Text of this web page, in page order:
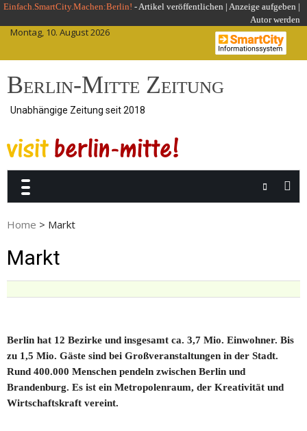
Skip
content
Einfach.SmartCity.Machen:Berlin! -Artikel veröffentlichen | Anzeige aufgeben |
Autor werden
Montag, 10. August 2026
Berlin-Mitte Zeitung
Unabhängige Zeitung seit 2018
Home > Markt
Markt
Berlin hat 12 Bezirke und insgesamt ca. 3,7 Mio. Einwohner. Bis
zu 1,5 Mio. Gäste sind bei Großveranstaltungen in der Stadt.
Rund 400.000 Menschen pendeln zwischen Berlin und
Brandenburg. Es ist ein Metropolenraum, der Kreativität und
Wirtschaftskraft vereint.